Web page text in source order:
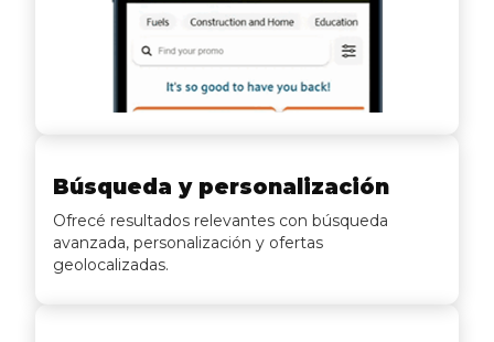
Búsqueda y personalización
Ofrecé resultados relevantes con búsqueda
avanzada, personalización y ofertas
geolocalizadas.